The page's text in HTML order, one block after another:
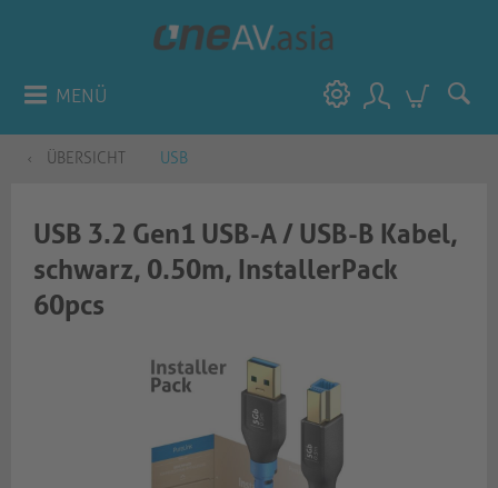
MENÜ
ÜBERSICHT USB
USB 3.2 Gen1 USB-A / USB-B Kabel,
schwarz, 0.50m, InstallerPack
60pcs